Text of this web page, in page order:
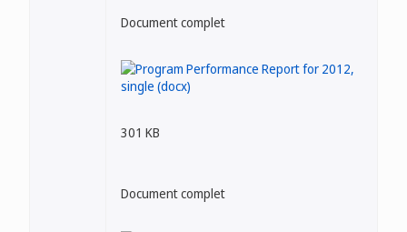
Document complet
301 KB
Document complet